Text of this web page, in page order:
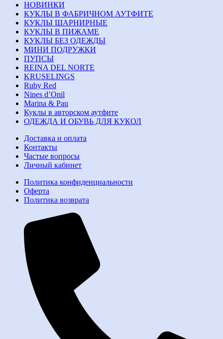
НОВИНКИ
КУКЛЫ В ФАБРИЧНОМ АУТФИТЕ
КУКЛЫ ШАРНИРНЫЕ
КУКЛЫ В ПИЖАМЕ
КУКЛЫ БЕЗ ОДЕЖДЫ
МИНИ ПОДРУЖКИ
ПУПСЫ
REINA DEL NORTE
KRUSELINGS
Ruby Red
Nines d’Onil
Marina & Pau
Куклы в авторском аутфите
ОДЕЖДА И ОБУВЬ ДЛЯ КУКОЛ
Доставка и оплата
Контакты
Частые вопросы
Личный кабинет
Политика конфиденциальности
Оферта
Политика возврата